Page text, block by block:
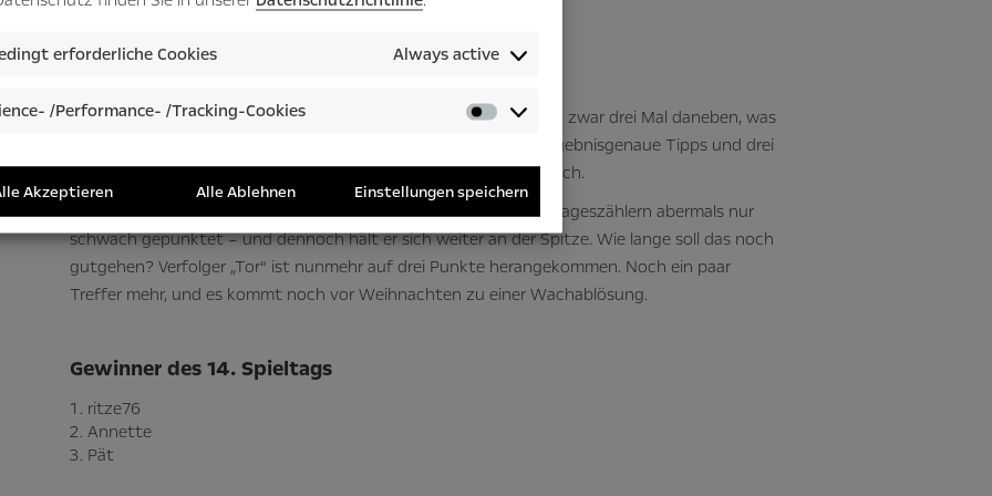
erforderliche Cookies Always active
/Performance- /Tracking-Cookies
Audience-
/Performance-
/Tracking-
Cookies
Akzeptieren Alle Ablehnen Einstellungen speichern
Tagessieger mit 21 Punkten wird „ritze76“. Der lag in neun Partien zwar drei Mal daneben, was
ungewöhnlich viel ist für einen Matchday-Gewinner. Aber drei ergebnisgenaue Tipps und drei
weitere mit der richtigen Tordifferenz machen’s eben doch möglich.
Und in der Gesamtwertung? Da hat „Littys-Adler“ mit nur acht Tageszählern abermals nur
schwach gepunktet – und dennoch hält er sich weiter an der Spitze. Wie lange soll das noch
gutgehen? Verfolger „Tor“ ist nunmehr auf drei Punkte herangekommen. Noch ein paar
Treffer mehr, und es kommt noch vor Weihnachten zu einer Wachablösung.
Gewinner des 14. Spieltags
ritze76
Annette
Pät